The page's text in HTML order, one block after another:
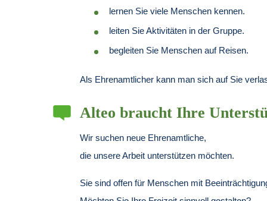
lernen Sie viele Menschen kennen.
leiten Sie Aktivitäten in der Gruppe.
begleiten Sie Menschen auf Reisen.
Als Ehrenamtlicher kann man sich auf Sie
Alteo braucht Ihre
Wir suchen neue Ehrenamtliche,
die unsere Arbeit unterstützen möchten.
Sie sind offen für Menschen mit